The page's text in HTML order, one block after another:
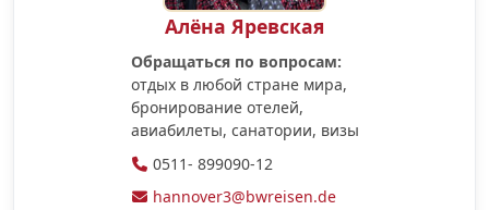
Алёна Яревская
Обращаться по вопросам:
отдых в любой стране мира,
бронирование отелей,
авиабилеты, санатории, визы
0511- 899090-12
hannover3@bwreisen.de